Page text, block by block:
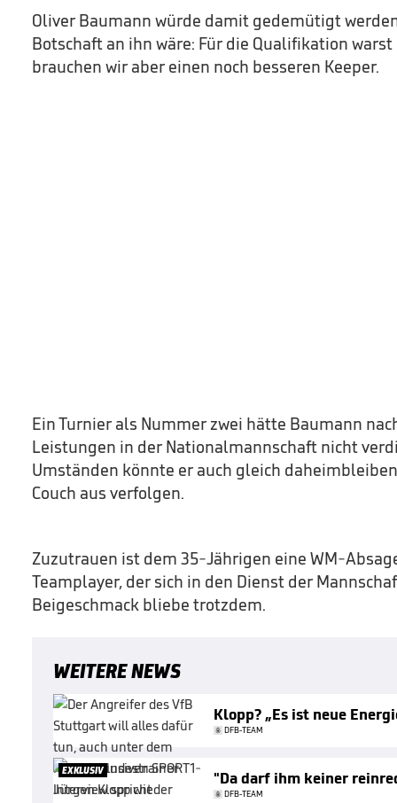
Oliver Baumann würde damit gedemütigt
Botschaft an ihn wäre: Für die Qualifikation
brauchen wir aber einen noch besseren Keeper.
Ein Turnier als Nummer zwei hätte Baumann
Leistungen in der Nationalmannschaft nicht
Umständen könnte er auch gleich
Couch aus verfolgen.
Zuzutrauen ist dem 35-Jährigen eine WM-
Teamplayer, der sich in den Dienst der
Beigeschmack bliebe trotzdem.
WEITERE NEWS
Klopp? „Es ist neue
DFB-TEAM
EXKLUSIV "Da darf ihm keiner
DFB-TEAM